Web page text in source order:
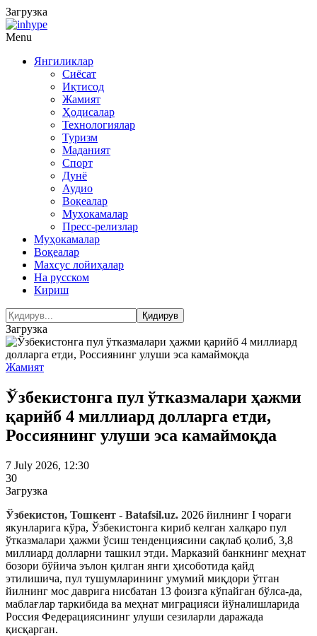
Загрузка
Menu
Янгиликлар
Сиёсат
Иқтисод
Жамият
Ҳодисалар
Технологиялар
Туризм
Маданият
Спорт
Дунё
Аудио
Воқеалар
Муҳокамалар
Пресс-релизлар
Муҳокамалар
Воқеалар
Махсус лойиҳалар
На русском
Кириш
Загрузка
Жамият
Ўзбекистонга пул ўтказмалари ҳажми
қарийб 4 миллиард долларга етди,
Россиянинг улуши эса камаймоқда
7 July 2026, 12:30
30
Загрузка
Ўзбекистон, Тошкент - Batafsil.uz. 2026 йилнинг I чораги
якунларига кўра, Ўзбекистонга кириб келган халқаро пул
ўтказмалари ҳажми ўсиш тенденциясини сақлаб қолиб, 3,8
миллиард долларни ташкил этди. Марказий банкнинг меҳнат
бозори бўйича эълон қилган янги ҳисоботида қайд
этилишича, пул тушумларининг умумий миқдори ўтган
йилнинг мос даврига нисбатан 13 фоизга кўпайган бўлса-да,
маблағлар таркибида ва меҳнат миграцияси йўналишларида
Россия Федерациясининг улуши сезиларли даражада
қисқарган.